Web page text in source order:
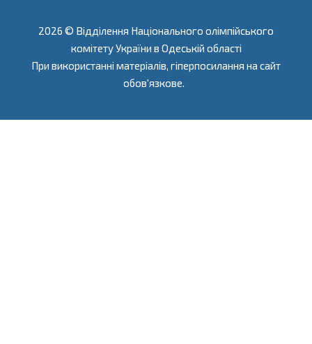
2026 © Відділення Національного олімпійського
комітету України в Одеській області
При використанні матеріалів, гіперпосилання на сайт
обов'язкове.